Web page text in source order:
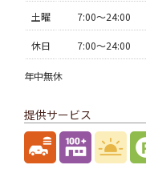
土曜 7:00〜24:00
休日 7:00〜24:00
年中無休
提供サービス